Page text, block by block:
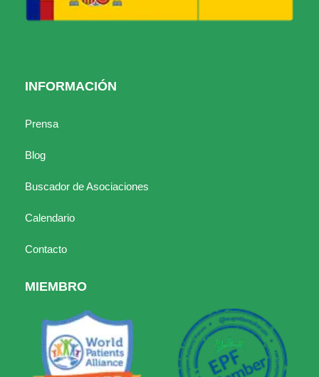
INFORMACIÓN
Prensa
Blog
Buscador de Asociaciones
Calendario
Contacto
MIEMBRO